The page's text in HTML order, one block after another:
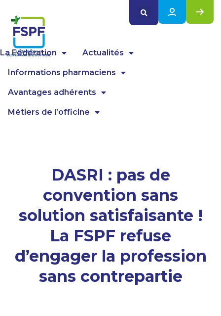
La Fédération Actualités
Informations pharmaciens
Avantages adhérents
Métiers de l’officine
DASRI : pas de
convention sans
solution satisfaisante !
La FSPF refuse
d’engager la profession
sans contrepartie